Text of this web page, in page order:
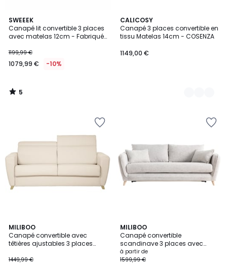
SWEEEK
Canapé lit convertible 3 places
avec matelas 12cm - Fabriqué
1199,99 €
1079,99 € -10%
5
/
5
5
/
CALICOSY
Canapé 3 places convertible en
tissu Matelas 14cm - COSENZA
1149,00 €
5
Couleurs
MILIBOO
Canapé convertible avec
têtières ajustables 3 places
1449,99 €
MILIBOO
Canapé convertible
scandinave 3 places avec
matelas 10 cm CREEP
à partir de
1599,99 €
4
Couleurs